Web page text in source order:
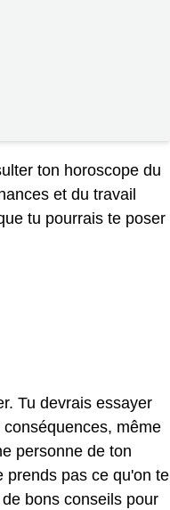
ton horoscope du
et du travail
tu pourrais te poser
Tu devrais essayer
même
personne de ton
prends pas ce qu'on te
bons conseils pour